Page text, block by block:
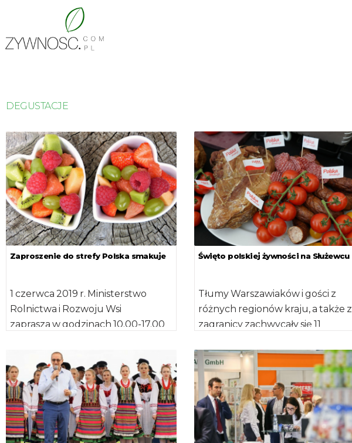
DEGUSTACJE
Zaproszenie do strefy Polska smakuje
1 czerwca 2019 r. Ministerstwo
Rolnictwa i Rozwoju Wsi
zaprasza w godzinach 10.00-17.00
Rady Ministrów w Warszawie, […]
Święto polskiej żywności na Służewcu
Tłumy Warszawiaków i gości z
różnych regionów kraju, a także z
zagranicy zachwycały się 11
pikniku "Poznaj […]